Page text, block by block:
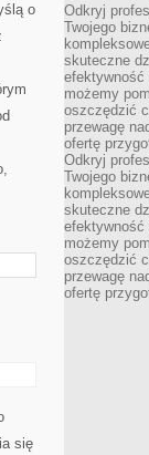
o
się
Odkryj
Twojego
skuteczne
efektywność
możemy
oszczędzić
przewagę
ofertę
Odkryj
Twojego
skuteczne
efektywność
możemy
oszczędzić
przewagę
ofertę